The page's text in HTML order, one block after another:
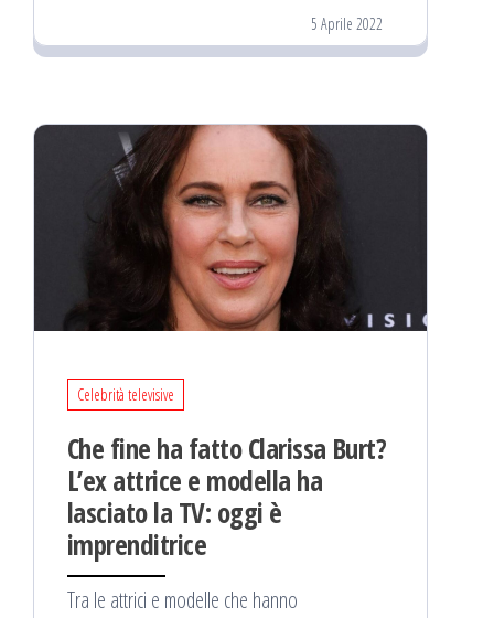
5 Aprile 2022
Celebrità televisive
Che fine ha fatto Clarissa Burt?
L’ex attrice e modella ha
lasciato la TV: oggi è
imprenditrice
Tra le attrici e modelle che hanno